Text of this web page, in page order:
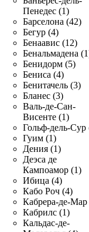
Пенедес (1)
Барселона (42)
Бегур (4)
Бенаавис (12)
Бенальмадена
Бенидорм (5)
Бениса (4)
Бенитачель (3)
Бланес (3)
Валь-де-Сан-
Висенте (1)
Гольф-дель-Сур
Гуим (1)
Дения (1)
Деэса де
Кампоамор (1)
Ибица (4)
Кабо Роч (4)
Кабрера-де-Мар
Кабрилс (1)
Кальдас-де-